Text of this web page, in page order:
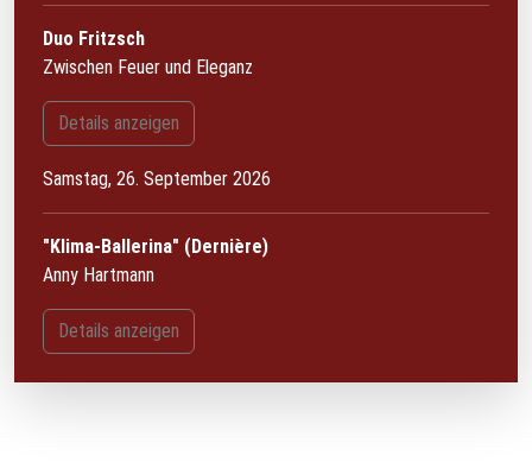
Duo Fritzsch
Zwischen Feuer und Eleganz
Details anzeigen
Samstag, 26. September 2026
"Klima-Ballerina" (Dernière)
Anny Hartmann
Details anzeigen